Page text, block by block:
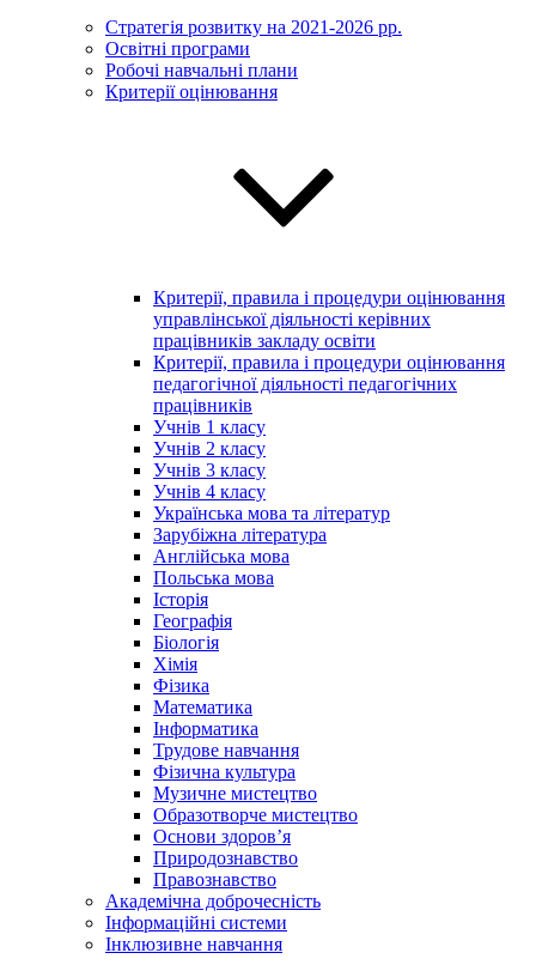
Стратегія розвитку на 2021-2026 рр.
Освітні програми
Робочі навчальні плани
Критерії оцінювання
Критерії, правила і процедури оцінювання
управлінської діяльності керівних
працівників закладу освіти
Критерії, правила і процедури оцінювання
педагогічної діяльності педагогічних
працівників
Учнів 1 класу
Учнів 2 класу
Учнів 3 класу
Учнів 4 класу
Українська мова та літератур
Зарубіжна література
Англійська мова
Польська мова
Історія
Географія
Біологія
Хімія
Фізика
Математика
Інформатика
Трудове навчання
Фізична культура
Музичне мистецтво
Образотворче мистецтво
Основи здоров’я
Природознавство
Правознавство
Академічна доброчесність
Інформаційні системи
Інклюзивне навчання